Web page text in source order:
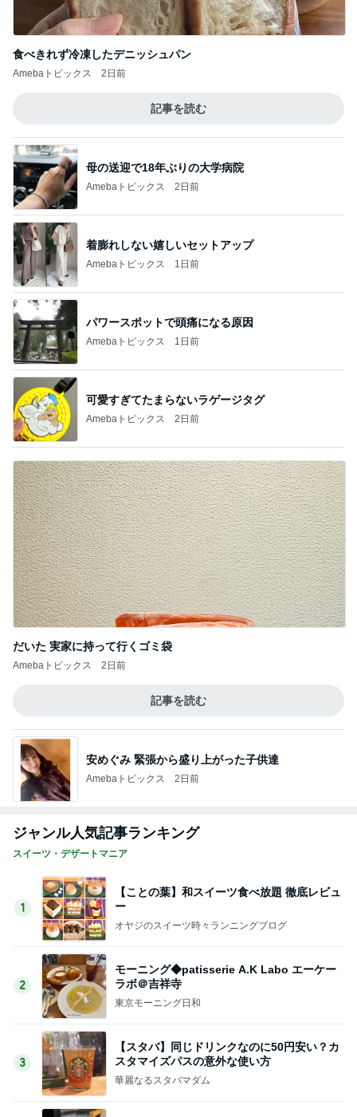
食べきれず冷凍したデニッシュパン
Amebaトピックス 2日前
記事を読む
母の送迎で18年ぶりの大学病院
Amebaトピックス 2日前
着膨れしない嬉しいセットアップ
Amebaトピックス 1日前
パワースポットで頭痛になる原因
Amebaトピックス 1日前
可愛すぎてたまらないラゲージタグ
Amebaトピックス 2日前
だいた 実家に持って行くゴミ袋
Amebaトピックス 2日前
記事を読む
安めぐみ 緊張から盛り上がった子供達
Amebaトピックス 2日前
ジャンル人気記事ランキング
スイーツ・デザートマニア
1
【ことの葉】和スイーツ食べ放題 徹底レビュ
ー
オヤジのスイーツ時々ランニングブログ
2
モーニング◆patisserie A.K Labo エーケー
ラボ＠吉祥寺
東京モーニング日和
3
【スタバ】同じドリンクなのに50円安い？カ
スタマイズパスの意外な使い方
華麗なるスタバマダム